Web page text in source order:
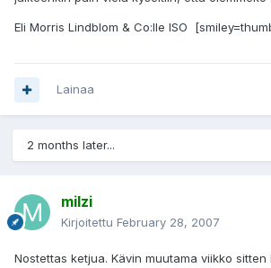
Eli Morris Lindblom & Co:lle ISO
Lainaa
2 months later...
milzi
Kirjoitettu February 28, 2007
Nostettas ketjua. Kävin muutama viikko sitten